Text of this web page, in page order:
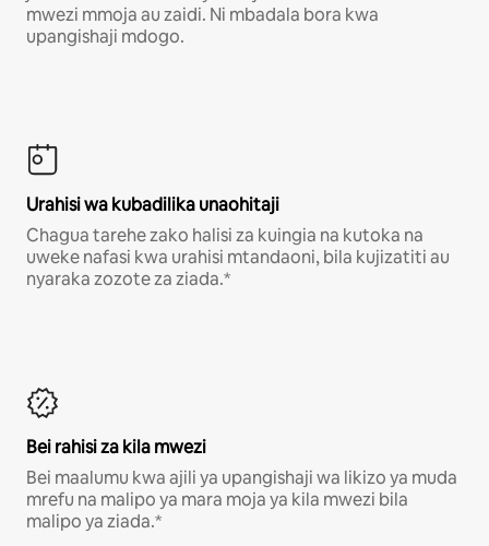
mwezi mmoja au zaidi. Ni mbadala bora kwa
upangishaji mdogo.
Urahisi wa kubadilika unaohitaji
Chagua tarehe zako halisi za kuingia na kutoka na
uweke nafasi kwa urahisi mtandaoni, bila kujizatiti au
nyaraka zozote za ziada.*
Bei rahisi za kila mwezi
Bei maalumu kwa ajili ya upangishaji wa likizo ya muda
mrefu na malipo ya mara moja ya kila mwezi bila
malipo ya ziada.*